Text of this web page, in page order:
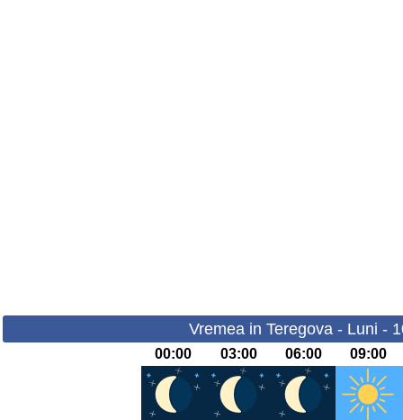
Vremea in Teregova - Luni -
00:00 03:00 06:00 09:00